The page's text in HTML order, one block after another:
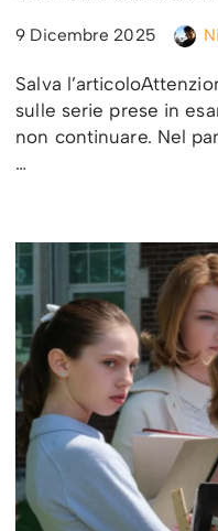
9 Dicembre 2025
Salva
sulle serie prese in
non continuare. Nel
…